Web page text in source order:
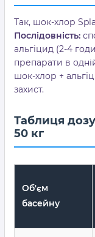
Так, шок-хлор
Послідовність:
альгіцид (2-4
препарати в
шок-хлор +
захист.
Таблиця
50 кг
Об'єм
басейну